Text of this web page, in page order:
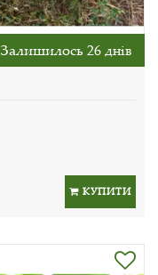
Залишилось 26 днів
КУПИТИ